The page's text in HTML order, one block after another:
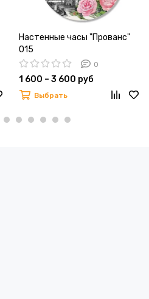
Настенные часы "Прованс"
015
0
1 600 – 3 600 руб
Выбрать